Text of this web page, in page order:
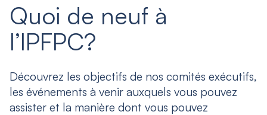
Quoi de neuf à
l’IPFPC?
Découvrez les objectifs de nos comités exécutifs,
les événements à venir auxquels vous pouvez
assister et la manière dont vous pouvez